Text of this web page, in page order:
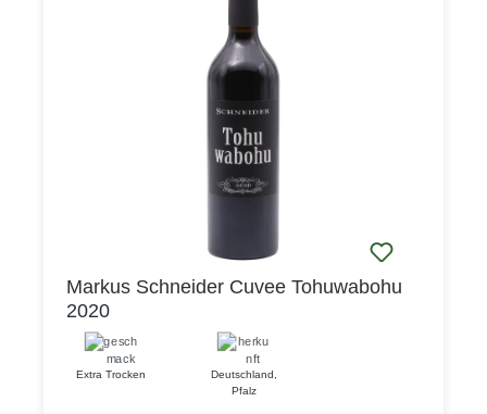
Markus Schneider Cuvee Tohuwabohu
2020
Extra Trocken Deutschland
Pfalz